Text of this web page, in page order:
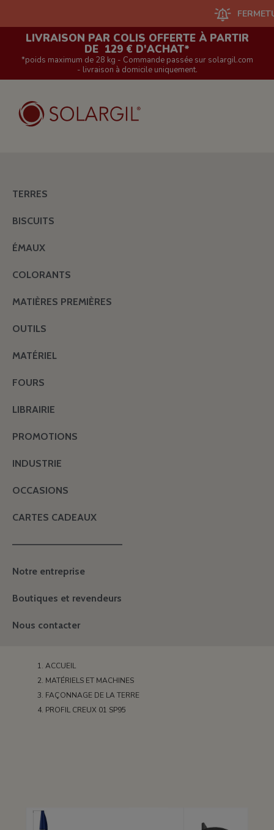
FERMETURE
LIVRAISON PAR COLIS OFFERTE À PARTIR
DE 129 € D'ACHAT*
*poids maximum de 28 kg - Commande passée sur solargil.com
- livraison à domicile uniquement.
TERRES
BISCUITS
ÉMAUX
COLORANTS
MATIÈRES PREMIÈRES
OUTILS
MATÉRIEL
FOURS
LIBRAIRIE
PROMOTIONS
INDUSTRIE
OCCASIONS
CARTES CADEAUX
———————————————
Notre entreprise
Boutiques et revendeurs
Nous contacter
ACCUEIL
MATÉRIELS ET MACHINES
FAÇONNAGE DE LA TERRE
PROFIL CREUX 01 SP95